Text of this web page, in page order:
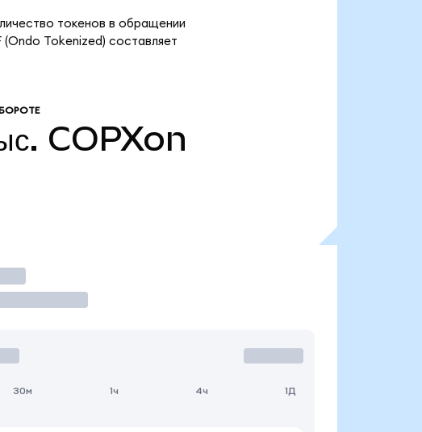
токенов в обращении
(Ondo Tokenized) составляет
COPXon
30м 1ч 4ч 1Д